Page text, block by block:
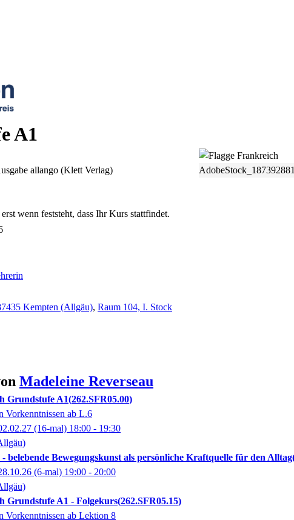
A1
AdobeStock_187392881
allango (Klett Verlag)
wenn feststeht, dass Ihr Kurs stattfindet.
Kempten (Allgäu), Raum 104, I. Stock
Madeleine Reverseau
Grundstufe A1 262.SFR05.00
Vorkenntnissen ab L.6
(16-mal) 18:00 - 19:30
belebende Bewegungskunst als persönliche Kraftquelle für den Alltag
(6-mal) 19:00 - 20:00
Grundstufe A1 - Folgekurs 262.SFR05.15
Vorkenntnissen ab Lektion 8